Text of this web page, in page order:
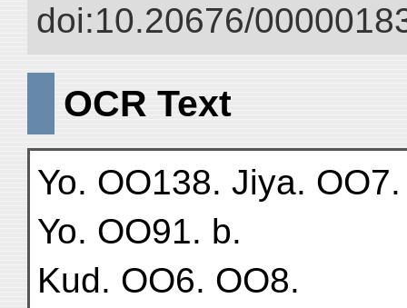
doi:10.20676/
OCR Text
Yo. OO138. Jiya. OO7.
Yo. OO91. b.
Kud. OO6. OO8.